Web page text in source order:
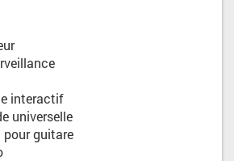
interactif
universelle
pour guitare